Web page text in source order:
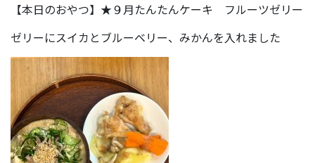
【本日のおやつ】★９月たんたんケーキ フルーツゼリー
ゼリーにスイカとブルーベリー、みかんを入れました